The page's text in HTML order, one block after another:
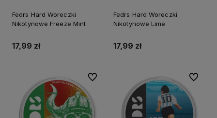
Fedrs Hard Woreczki
Nikotynowe Freeze Mint
17,99 zł
Fedrs Hard Woreczki
Nikotynowe Lime
17,99 zł
Do ulubionych Do